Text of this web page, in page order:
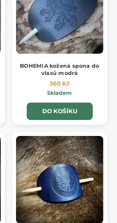
BOHEMIA kožená spona do
vlasů modrá
360 Kč
Skladem
DO KOŠÍKU